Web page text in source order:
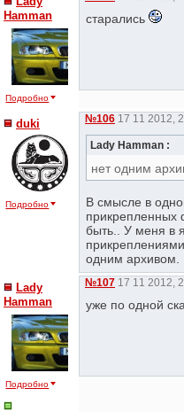
Hamman
Подробно
старались
duki
Подробно
№106 17 11 2012,
Lady Hamman :
нет одним
В смысле в
прикрепленных
быть.. У меня в
одним архивом.
Lady
Hamman
Подробно
№107 17 11 2012,
уже по одной